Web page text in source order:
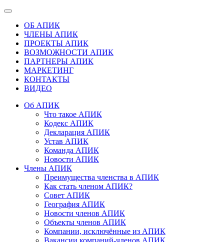
ОБ АПИК
ЧЛЕНЫ АПИК
ПРОЕКТЫ АПИК
ВОЗМОЖНОСТИ АПИК
ПАРТНЕРЫ АПИК
МАРКЕТИНГ
КОНТАКТЫ
ВИДЕО
Об АПИК
Что такое АПИК
Кодекс АПИК
Декларация АПИК
Устав АПИК
Команда АПИК
Новости АПИК
Члены АПИК
Преимущества членства в АПИК
Как стать членом АПИК?
Совет АПИК
География АПИК
Новости членов АПИК
Объекты членов АПИК
Компании, исключённые из АПИК
Вакансии компаний-членов АПИК